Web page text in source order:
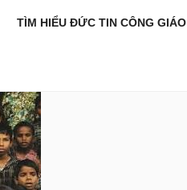
TÌM HIỂU ĐỨC TIN CÔNG GIÁO